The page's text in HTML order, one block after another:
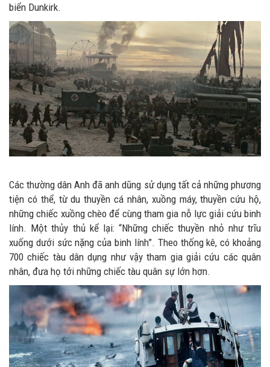
biển Dunkirk.
Các thường dân Anh đã anh dũng sử dụng tất cả những phương
tiện có thể, từ du thuyền cá nhân, xuồng máy, thuyền cứu hộ,
những chiếc xuồng chèo để cùng tham gia nỗ lực giải cứu binh
lính. Một thủy thủ kể lại: “Những chiếc thuyền nhỏ như trĩu
xuống dưới sức nặng của binh lính”. Theo thống kê, có khoảng
700 chiếc tàu dân dụng như vậy tham gia giải cứu các quân
nhân, đưa họ tới những chiếc tàu quân sự lớn hơn.